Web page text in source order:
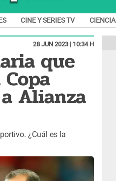
CINE Y SERIES TV CIENCIA
28 JUN 2023 | 10:34 H
que
Alianza
¿Cuál es la